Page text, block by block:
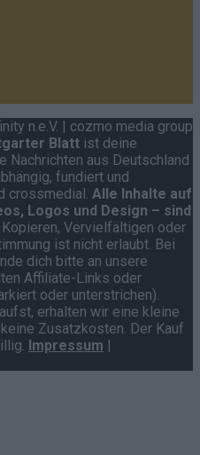
n.e.V. | cozmo media group
Blatt ist deine
Nachrichten aus Deutschland
fundiert und
crossmedial. Alle Inhalte auf
Logos und Design – sind
Kopieren, Vervielfältigen oder
ist nicht erlaubt. Bei
dich bitte an unsere
Affiliate-Links oder
oder unterstrichen).
erhalten wir eine kleine
Zusatzkosten. Der Kauf
Impressum